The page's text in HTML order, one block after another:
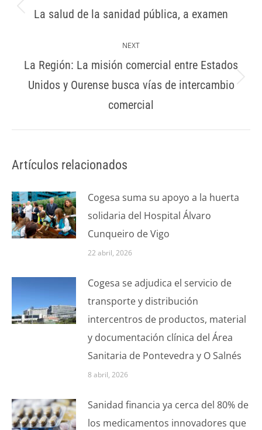
Previous
La salud de la sanidad pública, a examen
NEXT
Next
post:
La Región: La misión comercial entre Estados
Unidos y Ourense busca vías de intercambio
comercial
Artículos relacionados
Cogesa suma su apoyo a la huerta
solidaria del Hospital Álvaro
Cunqueiro de Vigo
22 abril, 2026
Cogesa se adjudica el servicio de
transporte y distribución
intercentros de productos, material
y documentación clínica del Área
Sanitaria de Pontevedra y O Salnés
8 abril, 2026
Sanidad financia ya cerca del 80% de
los medicamentos innovadores que